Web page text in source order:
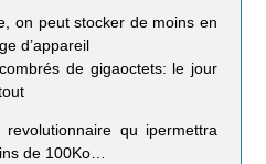
on peut stocker de moins en
d’appareil
de gigaoctets: le jour
qu ipermettra
de 100Ko…